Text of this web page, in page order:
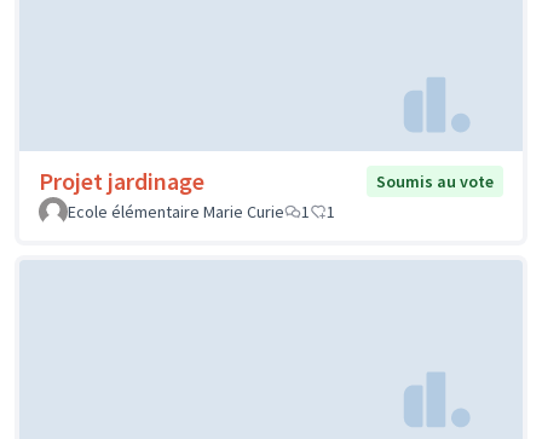
Projet jardinage
Soumis au vote
Ecole élémentaire Marie Curie
1 1